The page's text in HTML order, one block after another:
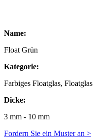
Name:
Float Grün
Kategorie:
Farbiges Floatglas, Floatglas
Dicke:
3 mm - 10 mm
Fordern Sie ein Muster an >